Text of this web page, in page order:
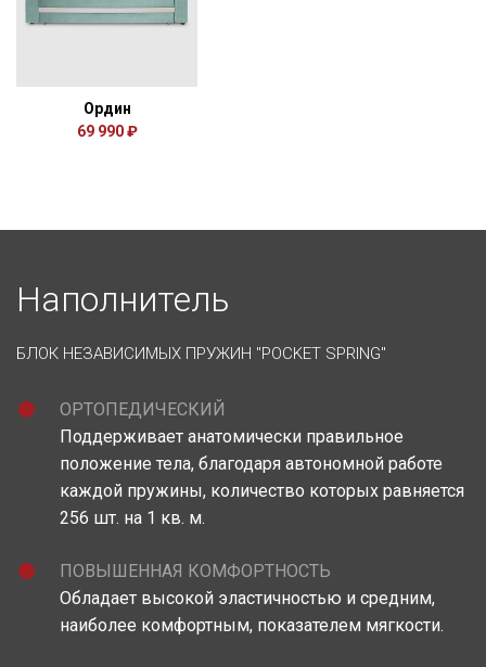
Ордин
69 990 ₽
Наполнитель
БЛОК НЕЗАВИСИМЫХ ПРУЖИН "POCKET SPRING"
ОРТОПЕДИЧЕСКИЙ
Поддерживает анатомически правильное
положение тела, благодаря автономной работе
каждой пружины, количество которых равняется
256 шт. на 1 кв. м.
ПОВЫШЕННАЯ КОМФОРТНОСТЬ
Обладает высокой эластичностью и средним,
наиболее комфортным, показателем мягкости.